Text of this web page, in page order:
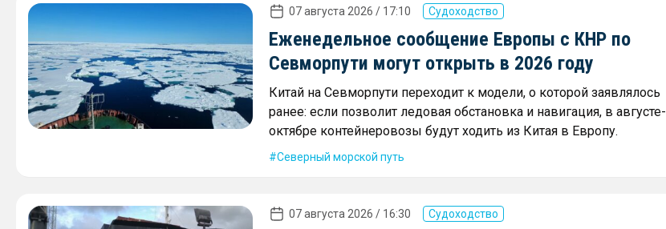
07 августа 2026 / 17:10 Судоходство
Еженедельное сообщение Европы с КНР по
Севморпути могут открыть в 2026 году
Китай на Севморпути переходит к модели, о которой заявлялось
ранее: если позволит ледовая обстановка и навигация, в августе-
октябре контейнеровозы будут ходить из Китая в Европу.
Северный морской путь
07 августа 2026 / 16:30 Судоходство